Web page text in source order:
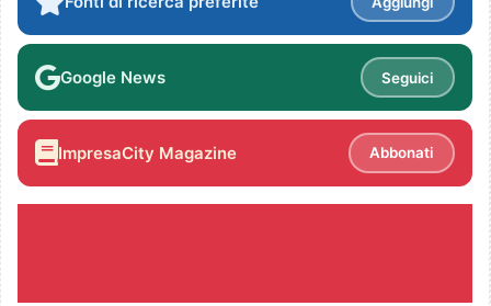
Google News Seguici
ImpresaCity Magazine Abbonati